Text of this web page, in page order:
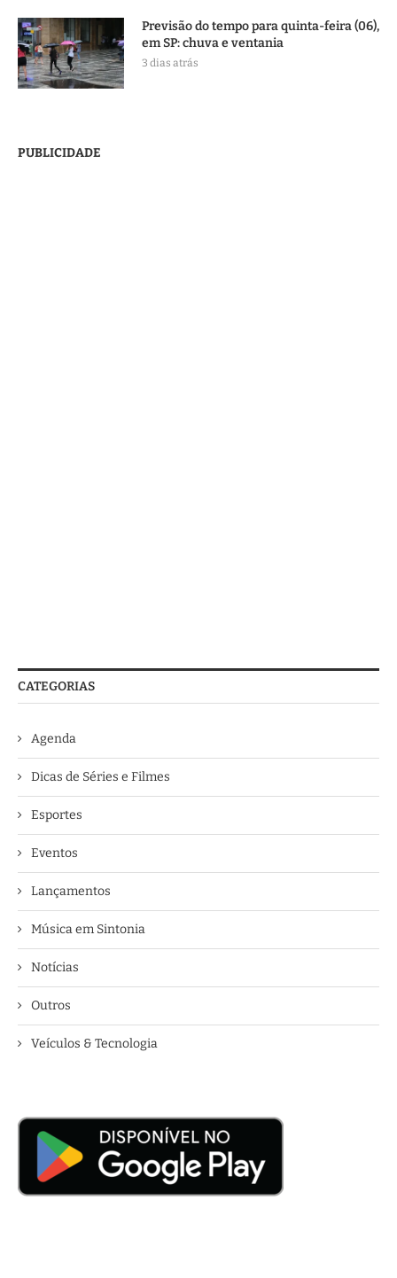
Previsão do tempo para quinta-feira (06),
em SP: chuva e ventania
3 dias atrás
PUBLICIDADE
CATEGORIAS
Agenda
Dicas de Séries e Filmes
Esportes
Eventos
Lançamentos
Música em Sintonia
Notícias
Outros
Veículos & Tecnologia